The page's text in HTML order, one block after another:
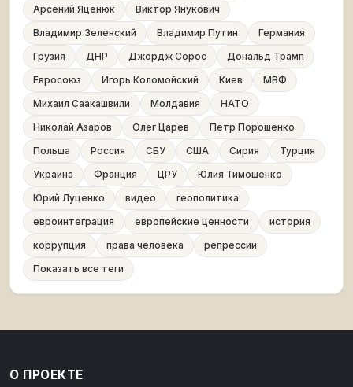
Арсений Яценюк
Виктор Янукович
Владимир Зеленский
Владимир Путин
Германия
Грузия
ДНР Джордж Сорос
Дональд Трамп
Евросоюз
Игорь Коломойский Киев
МВФ
Михаил Саакашвили
Молдавия
НАТО
Николай Азаров
Олег Царев
Петр Порошенко
Польша
Россия СБУ США Сирия
Турция
Украина
Франция ЦРУ
Юлия Тимошенко
Юрий Луценко
видео
геополитика
евроинтеграция
европейские ценности
история
коррупция
права человека
репрессии
Показать все теги
О ПРОЕКТЕ